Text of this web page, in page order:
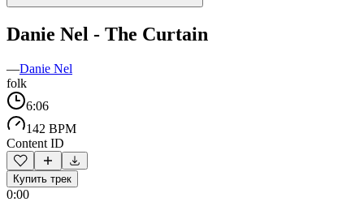
Danie Nel - The Curtain
—Danie Nel
folk
6:06
142 BPM
Content ID
Купить трек
0:00